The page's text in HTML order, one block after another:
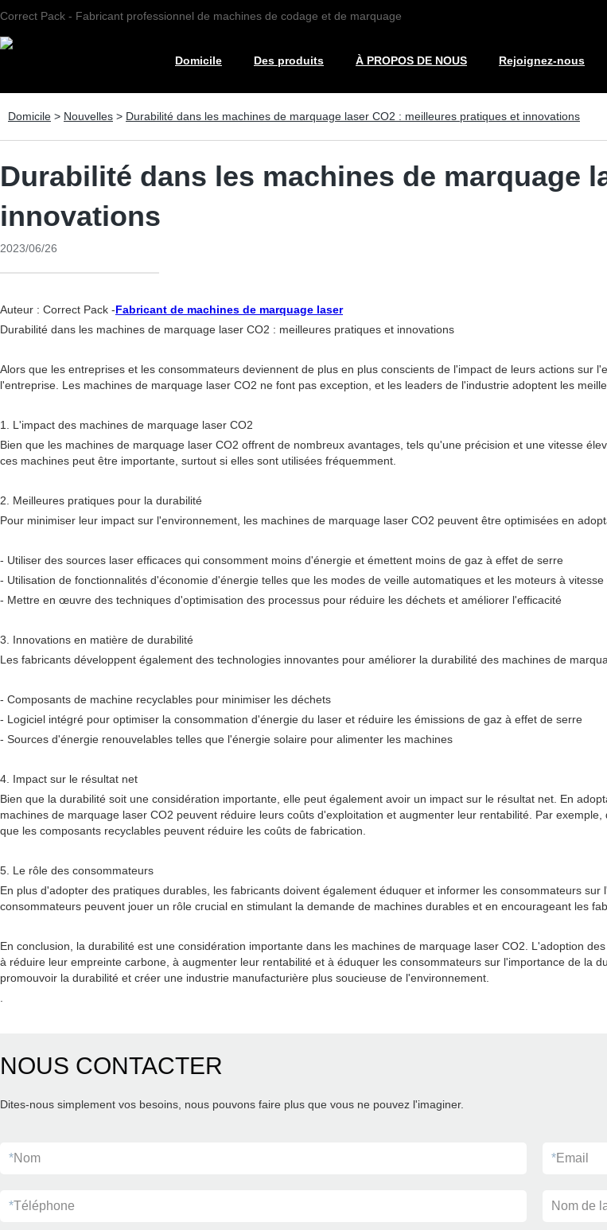
Correct Pack - Fabricant professionnel de machines de codage et de marquage
Domicile Des produits À PROPOS DE NOUS Rejoignez-nous
Domicile > Nouvelles > Durabilité dans les machines de marquage laser CO2 : meilleures pratiques et innovations
Durabilité dans les machines de marquage
innovations
2023/06/26
Auteur : Correct Pack -Fabricant de machines de marquage laser
Durabilité dans les machines de marquage laser CO2 : meilleures pratiques et innovations
Alors que les entreprises et les consommateurs deviennent de plus en plus conscients de l'impact de leurs actions
l'entreprise. Les machines de marquage laser CO2 ne font pas exception, et les leaders de l'industrie adoptent les
1. L'impact des machines de marquage laser CO2
Bien que les machines de marquage laser CO2 offrent de nombreux avantages, tels qu'une précision et une vitesse
ces machines peut être importante, surtout si elles sont utilisées fréquemment.
2. Meilleures pratiques pour la durabilité
Pour minimiser leur impact sur l'environnement, les machines de marquage laser CO2 peuvent être optimisées en
- Utiliser des sources laser efficaces qui consomment moins d'énergie et émettent moins de gaz à effet de serre
- Utilisation de fonctionnalités d'économie d'énergie telles que les modes de veille automatiques et les moteurs à vitesse
- Mettre en œuvre des techniques d'optimisation des processus pour réduire les déchets et améliorer l'efficacité
3. Innovations en matière de durabilité
Les fabricants développent également des technologies innovantes pour améliorer la durabilité des machines de
- Composants de machine recyclables pour minimiser les déchets
- Logiciel intégré pour optimiser la consommation d'énergie du laser et réduire les émissions de gaz à effet de serre
- Sources d'énergie renouvelables telles que l'énergie solaire pour alimenter les machines
4. Impact sur le résultat net
Bien que la durabilité soit une considération importante, elle peut également avoir un impact sur le résultat net. En
machines de marquage laser CO2 peuvent réduire leurs coûts d'exploitation et augmenter leur rentabilité. Par
que les composants recyclables peuvent réduire les coûts de fabrication.
5. Le rôle des consommateurs
En plus d'adopter des pratiques durables, les fabricants doivent également éduquer et informer les consommateurs
consommateurs peuvent jouer un rôle crucial en stimulant la demande de machines durables et en encourageant les
En conclusion, la durabilité est une considération importante dans les machines de marquage laser CO2. L'adoption
à réduire leur empreinte carbone, à augmenter leur rentabilité et à éduquer les consommateurs sur l'importance de la
promouvoir la durabilité et créer une industrie manufacturière plus soucieuse de l'environnement.
NOUS CONTACTER
Dites-nous simplement vos besoins, nous pouvons faire plus que vous ne pouvez l'imaginer.
*Nom *Email
*Téléphone Nom de